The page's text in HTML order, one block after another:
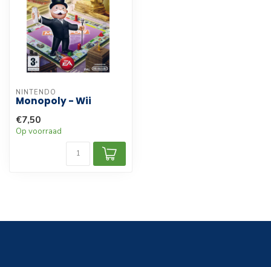
NINTENDO
Monopoly - Wii
€7,50
Op voorraad